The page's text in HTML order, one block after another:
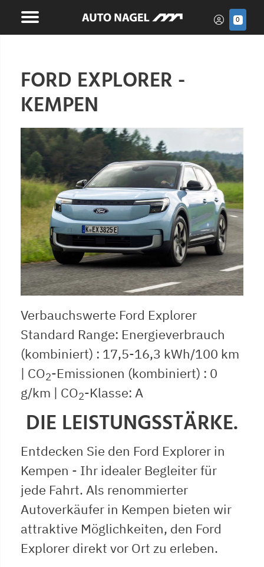
0
FORD EXPLORER -
KEMPEN
Verbauchswerte Ford Explorer
Standard Range: Energieverbrauch
(kombiniert) : 17,5-16,3 kWh/100 km
| CO2-Emissionen (kombiniert) : 0
g/km | CO2-Klasse: A
DIE LEISTUNGSSTÄRKE.
Entdecken Sie den Ford Explorer in
Kempen - Ihr idealer Begleiter für
jede Fahrt. Als renommierter
Autoverkäufer in Kempen bieten wir
attraktive Möglichkeiten, den Ford
Explorer direkt vor Ort zu erleben.